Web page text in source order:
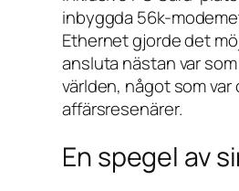
inbyggda 56k-
Ethernet gjorde det
ansluta nästan var
världen, något som
affärsresenärer.
En spegel av